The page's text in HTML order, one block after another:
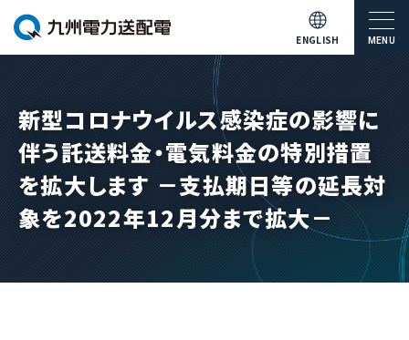
ENGLISH MENU
新型コロナウイルス感染症の影響に
伴う託送料金・電気料金の特別措置
を拡大します －支払期日等の延長対
象を2022年12月分まで拡大－